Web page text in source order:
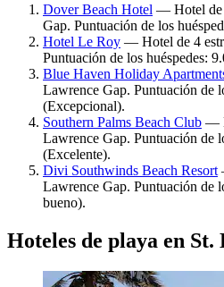
Dover Beach Hotel — Hotel de
Gap. Puntuación de los
Hotel Le Roy — Hotel de 4
Puntuación de los huéspedes:
Blue Haven Holiday
Lawrence Gap. Puntuación de
(Excepcional).
Southern Palms Beach Club —
Lawrence Gap. Puntuación de
(Excelente).
Divi Southwinds Beach Resort
Lawrence Gap. Puntuación de
bueno).
Hoteles de playa en